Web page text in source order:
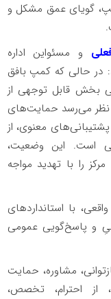
گویای عمق مشکل و
و مسئواین اداره
در حالی که کمپ بافق
بخش قابل توجهی از
نظر می‌رسد حمایت‌های
معنوی، از
است. این وضعیت،
را با تهدید مواجه
با استانداردهای
و پاسخ‌گویی عمومی
مشاوره، حمایت
از احترام، تخصص،